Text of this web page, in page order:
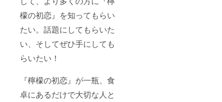
檬の初恋』を知ってもらい
たい。話題にしてもらいた
い、そしてぜひ手にしても
らいたい！
『檸檬の初恋』が一瓶、食
卓にあるだけで大切な人と